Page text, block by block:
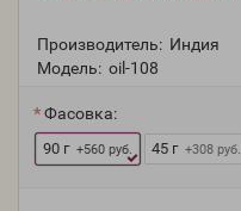
Производитель: Индия
Модель: oil-108
Фасовка:
90 г +560 руб. 45 г +308 руб.